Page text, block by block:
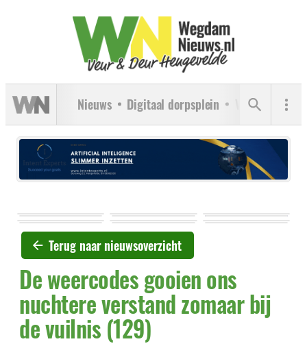
Nieuws Digitaal dorpsplein Verenigingen
Terug naar nieuwsoverzicht
De weercodes gooien ons
nuchtere verstand zomaar bij
de vuilnis (129)